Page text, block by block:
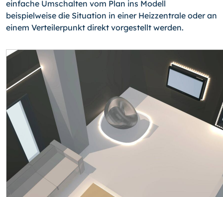
einfache Umschalten vom Plan ins Modell
beispielweise die Situation in einer Heizzentrale oder an
einem Verteilerpunkt direkt vorgestellt werden.